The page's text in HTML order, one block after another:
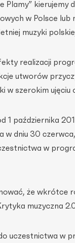
Plamy”
w Polsce lub
muzyki
realizacji
utworów
w szerokim
1 października
w dniu 30
w
że wkrótce
muzyczna
uczestnictwa w